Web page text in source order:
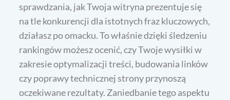
sprawdzania, jak Twoja witryna prezentuje się
na tle konkurencji dla istotnych fraz kluczowych,
działasz po omacku. To właśnie dzięki śledzeniu
rankingów możesz ocenić, czy Twoje wysiłki w
zakresie optymalizacji treści, budowania linków
czy poprawy technicznej strony przynoszą
oczekiwane rezultaty. Zaniedbanie tego aspektu